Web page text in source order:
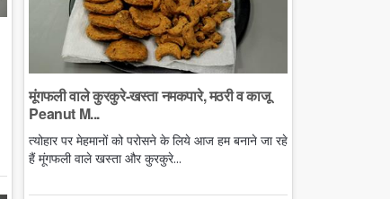
मूंगफली वाले कुरकुरे-खस्ता नमकपारे, मठरी व काजू
Peanut M...
त्योहार पर मेहमानों को परोसने के लिये आज हम बनाने जा रहे
हैं मूंगफली वाले खस्ता और कुरकुरे...